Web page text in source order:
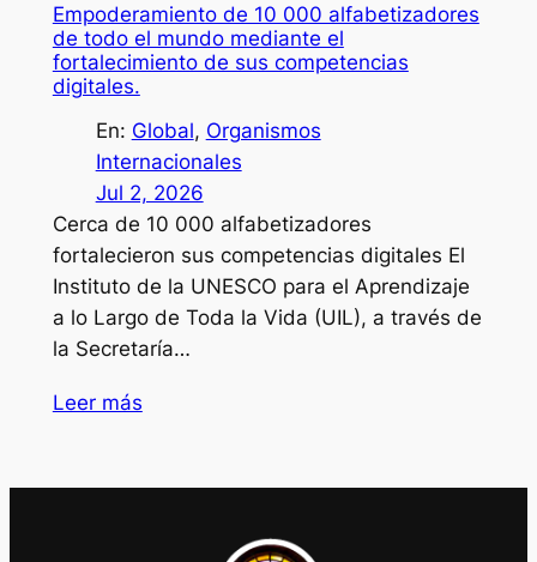
Empoderamiento de 10 000 alfabetizadores
de todo el mundo mediante el
fortalecimiento de sus competencias
digitales.
En: Global, Organismos
Internacionales
Jul 2, 2026
Cerca de 10 000 alfabetizadores
fortalecieron sus competencias digitales El
Instituto de la UNESCO para el Aprendizaje
a lo Largo de Toda la Vida (UIL), a través de
la Secretaría…
Leer más